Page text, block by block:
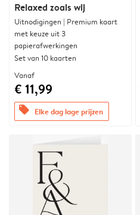
Relaxed zoals wij
Uitnodigingen | Premium kaart
met keuze uit 3
papierafwerkingen
Set van 10 kaarten
Vanaf
€ 11,99
offers Elke dag lage prijzen